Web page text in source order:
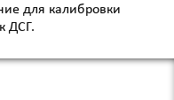
для калибровки
ДСГ.